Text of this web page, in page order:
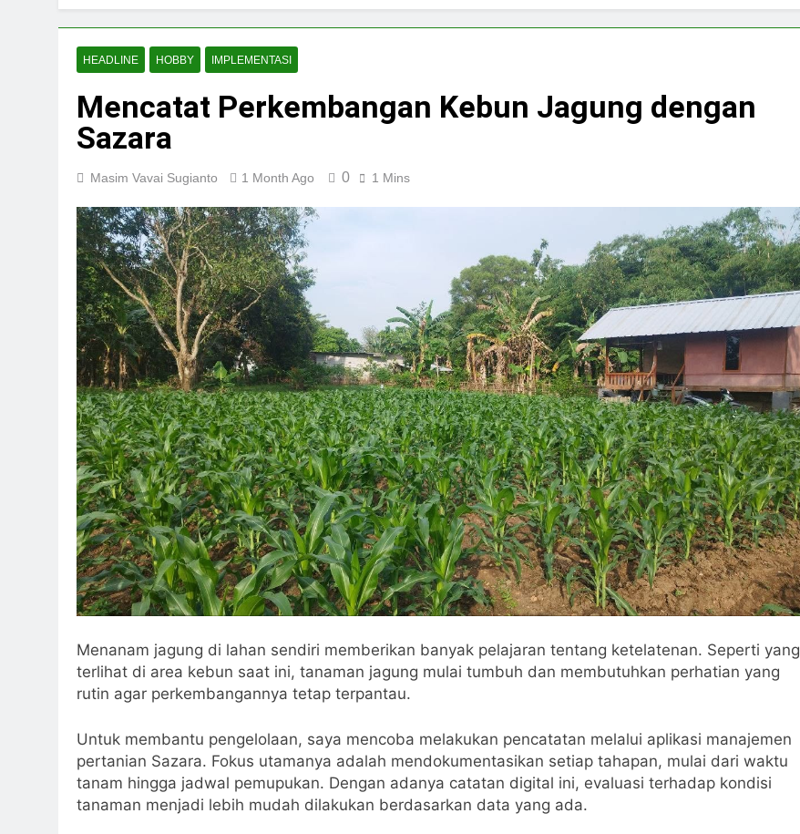
HEADLINE HOBBY IMPLEMENTASI
Mencatat Perkembangan Kebun Jagung dengan
Sazara
Masim Vavai Sugianto 1 Month Ago 0 1 Mins
Menanam jagung di lahan sendiri memberikan banyak pelajaran tentang ketelatenan. Seperti yang
terlihat di area kebun saat ini, tanaman jagung mulai tumbuh dan membutuhkan perhatian yang
rutin agar perkembangannya tetap terpantau.
Untuk membantu pengelolaan, saya mencoba melakukan pencatatan melalui aplikasi manajemen
pertanian Sazara. Fokus utamanya adalah mendokumentasikan setiap tahapan, mulai dari waktu
tanam hingga jadwal pemupukan. Dengan adanya catatan digital ini, evaluasi terhadap kondisi
tanaman menjadi lebih mudah dilakukan berdasarkan data yang ada.